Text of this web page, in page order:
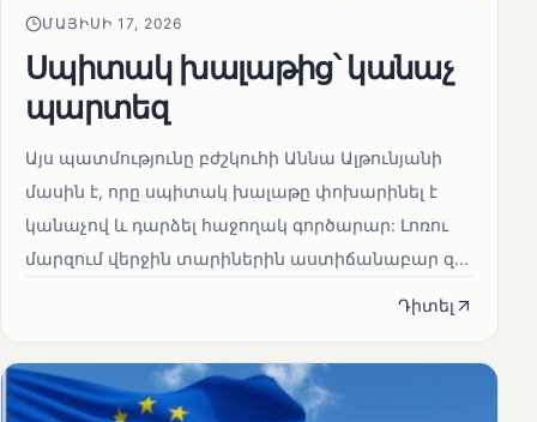
ՄԱՅԻՍԻ 17, 2026
Սպիտակ խալաթից՝ կանաչ
պարտեզ
Այս պատմությունը բժշկուհի Աննա Ալթունյանի
մասին է, որը սպիտակ խալաթը փոխարինել է
կանաչով և դարձել հաջողակ գործարար: Լոռու
մարզում վերջին տարիներին աստիճանաբար զ...
Դիտել